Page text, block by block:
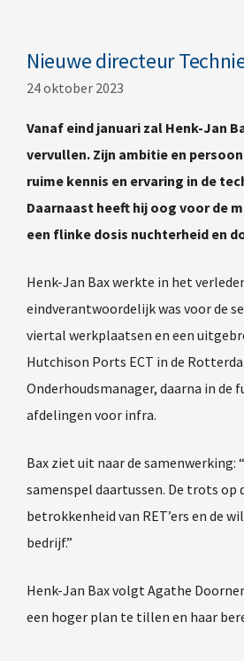
Nieuwe directeur
24 oktober 2023
Vanaf eind januari zal Henk-Jan
vervullen. Zijn ambitie en
ruime kennis en ervaring in de
Daarnaast heeft hij oog voor de
een flinke dosis nuchterheid en
Henk-Jan Bax werkte in het
eindverantwoordelijk was voor de
viertal werkplaatsen en een
Hutchison Ports ECT in de
Onderhoudsmanager, daarna in de
afdelingen voor infra.
Bax ziet uit naar de samenwerking:
samenspel daartussen. De trots
betrokkenheid van RET’ers en de
bedrijf.”
Henk-Jan Bax volgt Agathe
een hoger plan te tillen en haar